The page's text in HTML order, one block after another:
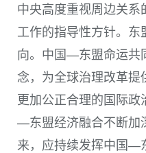
中央高度重视周边关系
工作的指导性方针。
向。中国—东盟命运共
念，为全球治理改革提
更加公正合理的国际政
—东盟经济融合不断加
来，应持续发挥中国—